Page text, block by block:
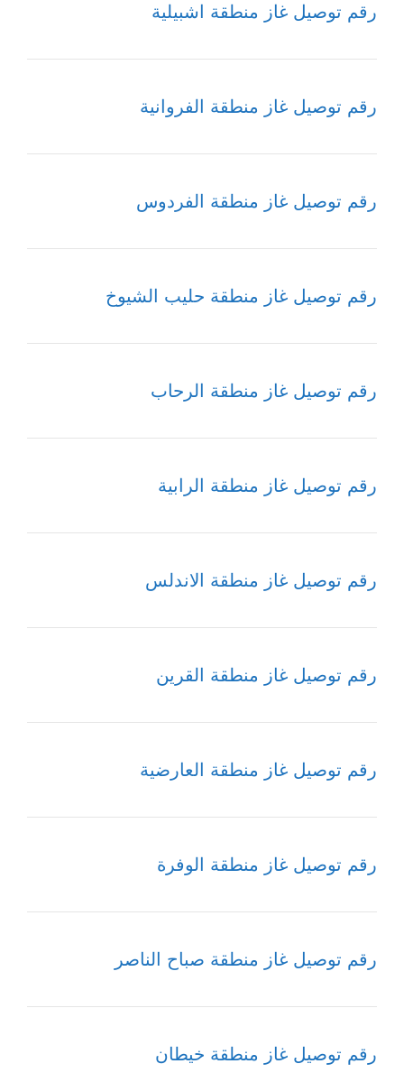
رقم توصيل غاز منطقة اشبيلية
رقم توصيل غاز منطقة الفروانية
رقم توصيل غاز منطقة الفردوس
رقم توصيل غاز منطقة حليب الشيوخ
رقم توصيل غاز منطقة الرحاب
رقم توصيل غاز منطقة الرابية
رقم توصيل غاز منطقة الاندلس
رقم توصيل غاز منطقة القرين
رقم توصيل غاز منطقة العارضية
رقم توصيل غاز منطقة الوفرة
رقم توصيل غاز منطقة صباح الناصر
رقم توصيل غاز منطقة خيطان